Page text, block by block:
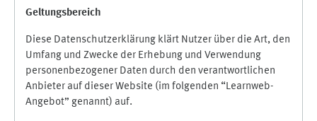
Geltungsbereich
Diese Datenschutzerklärung klärt Nutzer über die Art, den
Umfang und Zwecke der Erhebung und Verwendung
personenbezogener Daten durch den verantwortlichen
Anbieter auf dieser Website (im folgenden “Learnweb-
Angebot” genannt) auf.